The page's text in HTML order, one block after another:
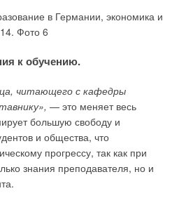
к обучению.
читающего с кафедры
— это меняет весь
большую свободу и
и общества, что
прогрессу, так как при
знания преподавателя, но и